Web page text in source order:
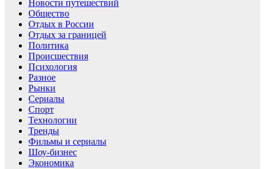
Новости путешествий
Общество
Отдых в России
Отдых за границей
Политика
Происшествия
Психология
Разное
Рынки
Сериалы
Спорт
Технологии
Тренды
Фильмы и сериалы
Шоу-бизнес
Экономика